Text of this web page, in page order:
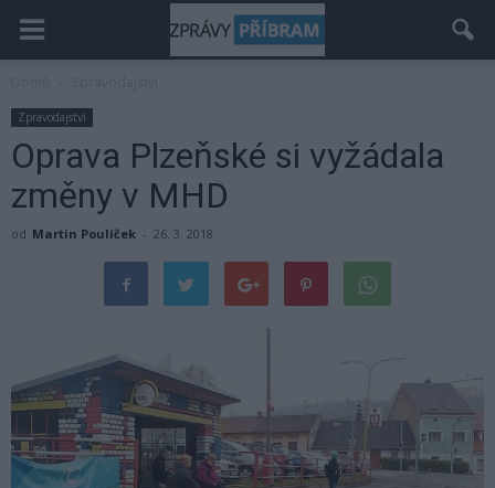
Zpravodajství
Oprava Plzeňské si vyžádala
změny v MHD
od Martin Poulíček - 26. 3. 2018